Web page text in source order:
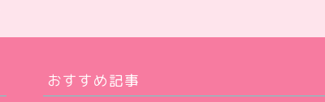
おすすめ記事